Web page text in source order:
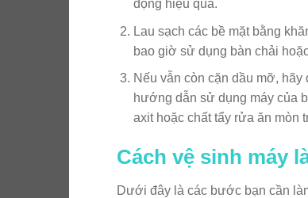
động hiệu quả.
Lau sạch các bề mặt bằng
bao giờ sử dụng bàn chải
Nếu vẫn còn cặn dầu mỡ,
hướng dẫn sử dụng máy của
axit hoặc chất tẩy rửa ăn mòn
Cách vệ sinh máy
Dưới đây là các bước bạn cần